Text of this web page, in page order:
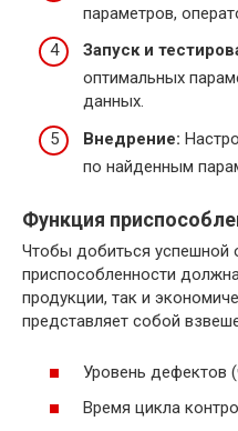
параметров,
Запуск и
оптимальных
данных.
Внедрение:
по найденным
Функция
Чтобы добиться успешной
приспособленности
продукции, так и
представляет собой
Уровень дефектов
Время цикла